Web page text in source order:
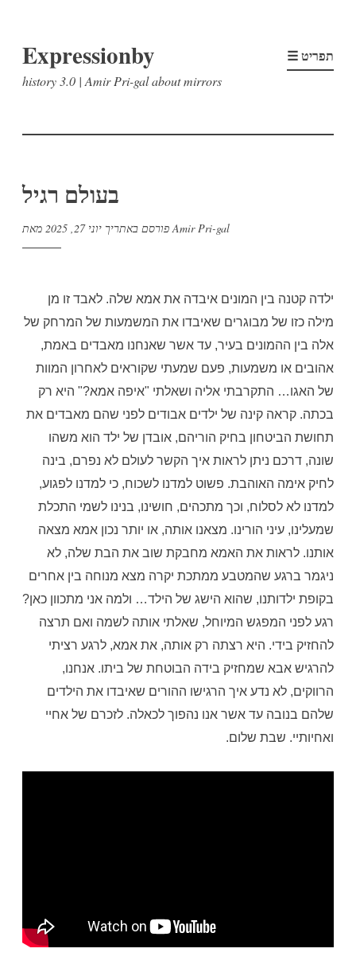
לתוכן
Expressionby
history 3.0 | Amir Pri-gal about mirrors
☰ תפריט
בעולם רגיל
פורסם באתריך יוני 27, 2025 מאתAmir Pri-gal
ילדה קטנה בין המונים איבדה את אמא שלה. לאבד זו מן
מילה כזו של מבוגרים שאיבדו את המשמעות של המרחק של
אלה בין ההמונים בעיר, עד אשר שאנחנו מאבדים באמת,
אהובים או משמעות, פעם שמעתי שקוראים לאחרון המוות
של האגו… התקרבתי אליה ושאלתי "איפה אמא?" היא רק
בכתה. קראה קינה של ילדים אבודים לפני שהם מאבדים את
תחושת הביטחון בחיק הוריהם, אובדן של ילד הוא משהו
שונה, דרכם ניתן לראות איך הקשר לעולם לא נפרם, בינה
לחיק אימה האוהבת. פשוט למדנו לשכוח, כי למדנו לפגוע,
למדנו לא לסלוח, וכך מתכהים, חושינו, בנינו לשמי התכלת
שמעלינו, עיני הורינו. מצאנו אותה, או יותר נכון אמא מצאה
אותנו. לראות את האמא מחבקת שוב את הבת שלה, לא
ניגמר ברגע שהמטבע ממתכת יקרה מצא מנוחה בין אחרים
בקופת ילדותנו, שהוא הישג של הילד… ולמה אני מתכוון כאן?
רגע לפני המפגש המיוחל, שאלתי אותה לשמה ואם תרצה
להחזיק בידי. היא רצתה רק אותה, את אמא, לרגע רציתי
להרגיש אבא שמחזיק בידה הבוטחת של ביתו. אנחנו,
הרווקים, לא נדע איך הרגישו ההורים שאיבדו את הילדים
שלהם בנובה עד אשר אנו נהפוך לכאלה. לזכרם של אחיי
ואחיותיי. שבת שלום.